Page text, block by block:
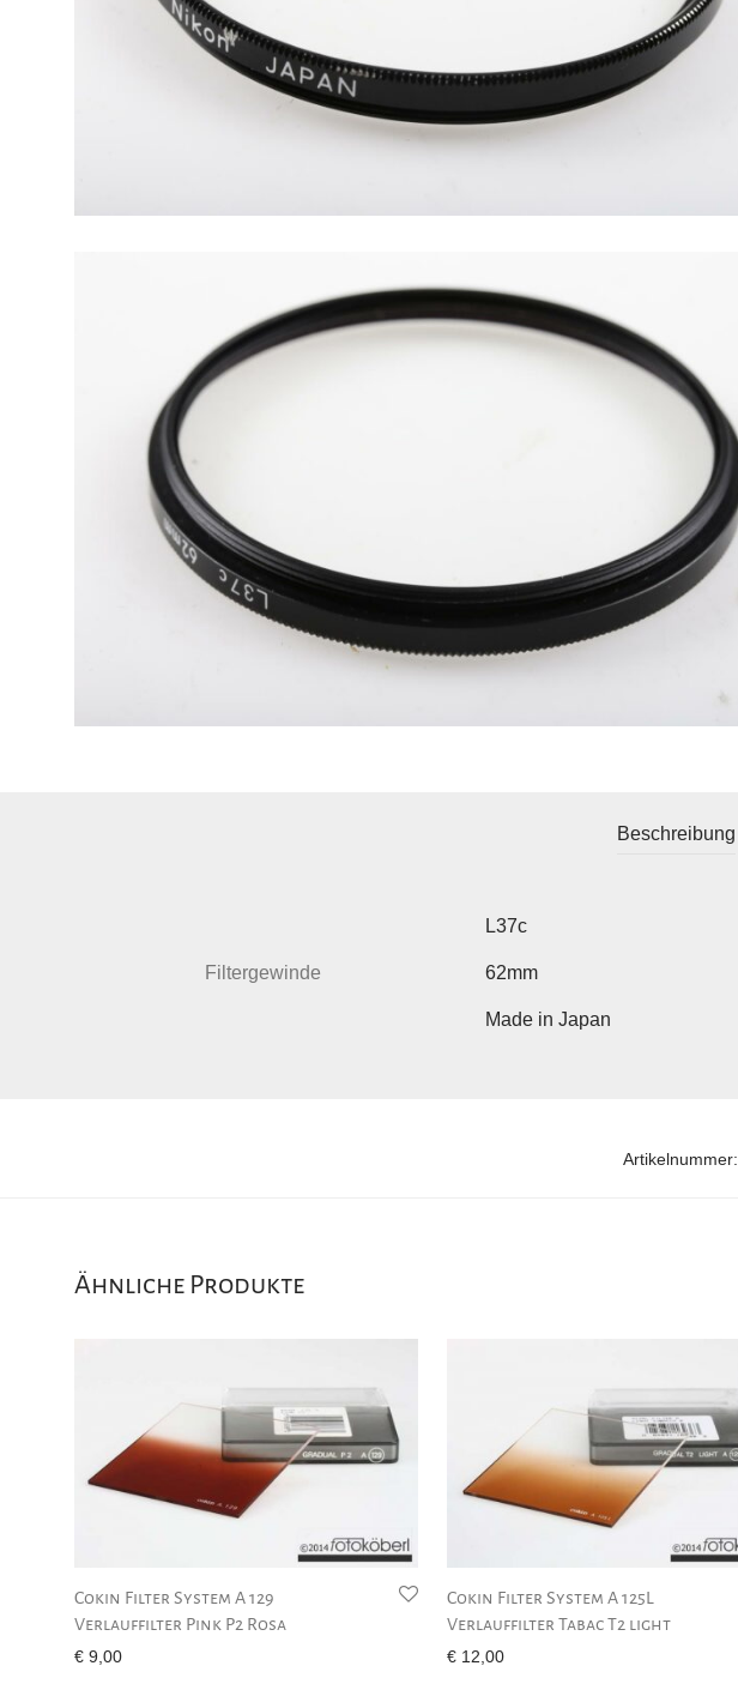
Beschreibung
L37c
Filtergewinde 62mm
Made in Japan
Artikelnummer:
Ähnliche Produkte
Cokin Filter System A 129
Verlauffilter Pink P2 Rosa
€ 9,00
Cokin Filter System A 125L
Verlauffilter Tabac T2 light
€ 12,00